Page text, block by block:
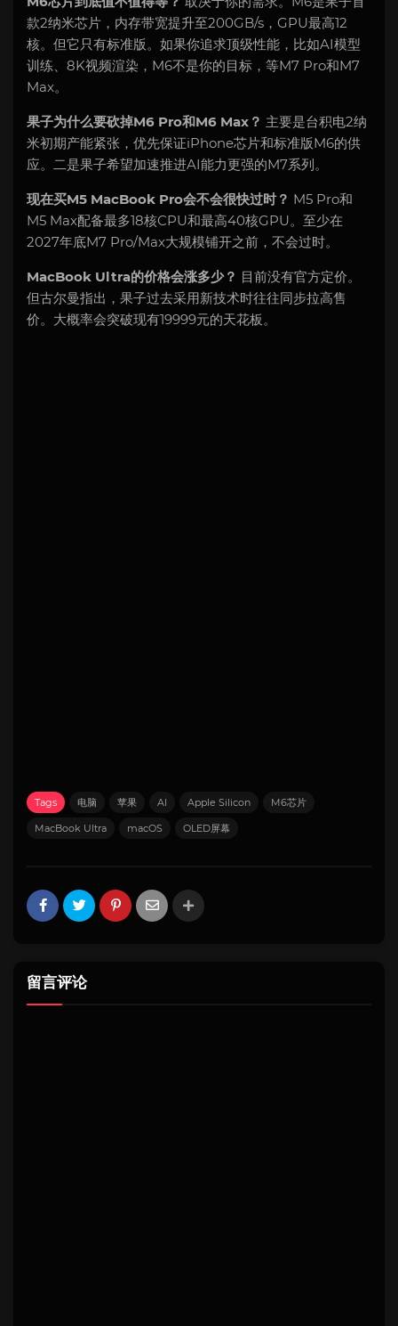
款2纳米芯片，内存带宽提升至200GB/s，GPU最高12
核。但它只有标准版。如果你追求顶级性能，比如AI模型
训练、8K视频渲染，M6不是你的目标，等M7 Pro和M7
Max。
果子为什么要砍掉M6 Pro和M6 Max？ 主要是台积电2纳
米初期产能紧张，优先保证iPhone芯片和标准版M6的供
应。二是果子希望加速推进AI能力更强的M7系列。
现在买M5 MacBook Pro会不会很快过时？ M5 Pro和
M5 Max配备最多18核CPU和最高40核GPU。至少在
2027年底M7 Pro/Max大规模铺开之前，不会过时。
MacBook Ultra的价格会涨多少？ 目前没有官方定价。
但古尔曼指出，果子过去采用新技术时往往同步拉高售
价。大概率会突破现有19999元的天花板。
Tags 电脑 苹果 AI Apple Silicon M6芯片
MacBook Ultra macOS OLED屏幕
留言评论